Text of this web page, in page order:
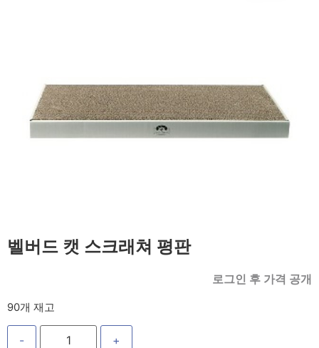
벨버드 캣 스크래쳐 평판
로그인 후 가격 공개
90개 재고
- +